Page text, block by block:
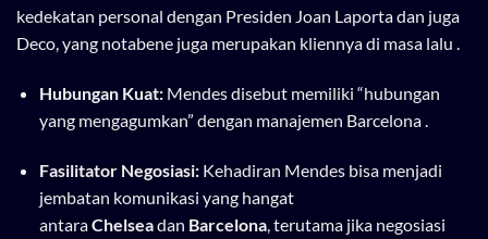
kedekatan personal dengan Presiden Joan Laporta dan juga
Deco, yang notabene juga merupakan kliennya di masa lalu .
Hubungan Kuat:Mendes disebut memiliki “hubungan
yang mengagumkan” dengan manajemen Barcelona .
Fasilitator Negosiasi:Kehadiran Mendes bisa menjadi
jembatan komunikasi yang hangat
antaraChelseadan Barcelona, terutama jika negosiasi